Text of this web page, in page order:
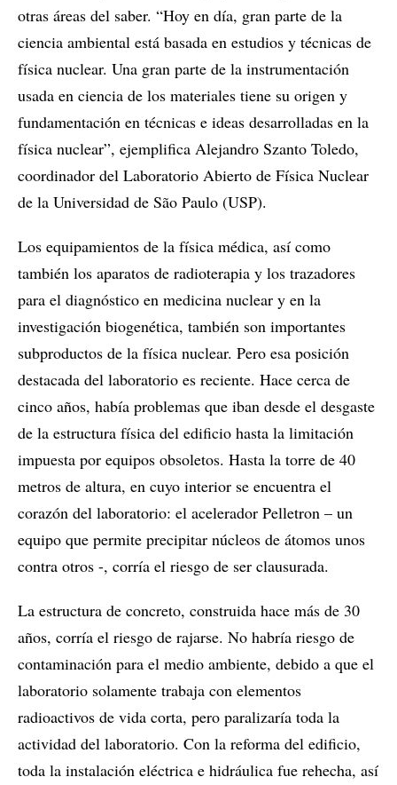
otras áreas del saber. “Hoy en día, gran parte de la
ciencia ambiental está basada en estudios y técnicas de
física nuclear. Una gran parte de la instrumentación
usada en ciencia de los materiales tiene su origen y
fundamentación en técnicas e ideas desarrolladas en la
física nuclear”, ejemplifica Alejandro Szanto Toledo,
coordinador del Laboratorio Abierto de Física Nuclear
de la Universidad de São Paulo (USP).
Los equipamientos de la física médica, así como
también los aparatos de radioterapia y los trazadores
para el diagnóstico en medicina nuclear y en la
investigación biogenética, también son importantes
subproductos de la física nuclear. Pero esa posición
destacada del laboratorio es reciente. Hace cerca de
cinco años, había problemas que iban desde el desgaste
de la estructura física del edificio hasta la limitación
impuesta por equipos obsoletos. Hasta la torre de 40
metros de altura, en cuyo interior se encuentra el
corazón del laboratorio: el acelerador Pelletron – un
equipo que permite precipitar núcleos de átomos unos
contra otros -, corría el riesgo de ser clausurada.
La estructura de concreto, construida hace más de 30
años, corría el riesgo de rajarse. No habría riesgo de
contaminación para el medio ambiente, debido a que el
laboratorio solamente trabaja con elementos
radioactivos de vida corta, pero paralizaría toda la
actividad del laboratorio. Con la reforma del edificio,
toda la instalación eléctrica e hidráulica fue rehecha, así